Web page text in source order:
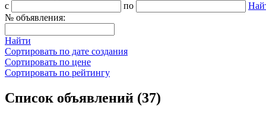
с по
№ объявления:
Найти
Сортировать по дате создания
Сортировать по цене
Сортировать по рейтингу
Список объявлений (37)